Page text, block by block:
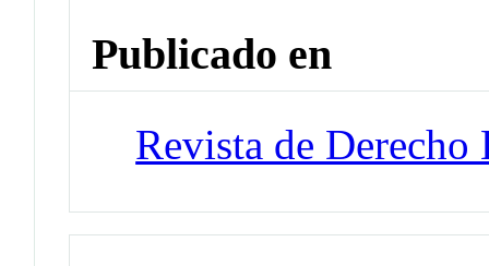
Publicado en
Revista de Derecho